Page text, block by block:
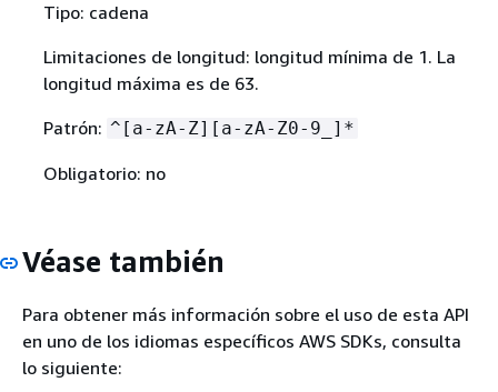
Tipo: cadena
Limitaciones de longitud: longitud mínima de 1. La
longitud máxima es de 63.
Patrón: ^[a-zA-Z][a-zA-Z0-9_]*
Obligatorio: no
Véase también
Para obtener más información sobre el uso de esta API
en uno de los idiomas específicos AWS SDKs, consulta
lo siguiente: